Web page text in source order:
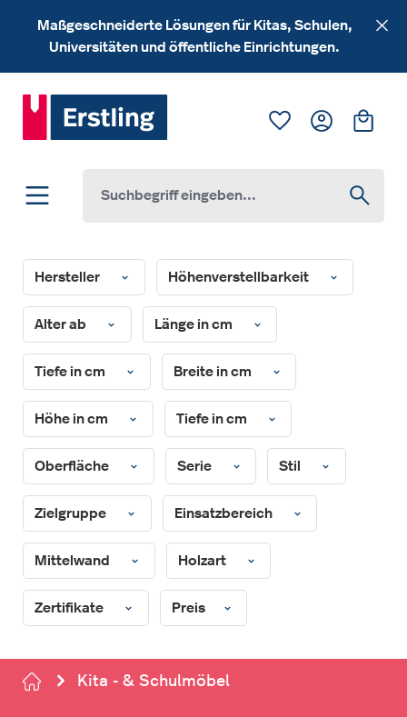
Zum Hauptinhalt springen
Maßgeschneiderte Lösungen für Kitas, Schulen,
Universitäten und öffentliche Einrichtungen.
Du hast 0
Hersteller Höhenverstellbarkeit
Alter ab Länge in cm
Tiefe in cm Breite in cm
Höhe in cm Tiefe in cm
Oberfläche Serie Stil
Zielgruppe Einsatzbereich
Mittelwand Holzart
Zertifikate Preis
Kita - & Schulmöbel